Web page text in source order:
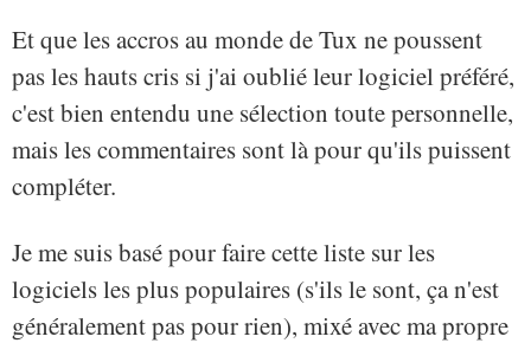
Et que les accros au monde de Tux ne poussent
pas les hauts cris si j'ai oublié leur logiciel préféré,
c'est bien entendu une sélection toute personnelle,
mais les commentaires sont là pour qu'ils puissent
compléter.
Je me suis basé pour faire cette liste sur les
logiciels les plus populaires (s'ils le sont, ça n'est
généralement pas pour rien), mixé avec ma propre